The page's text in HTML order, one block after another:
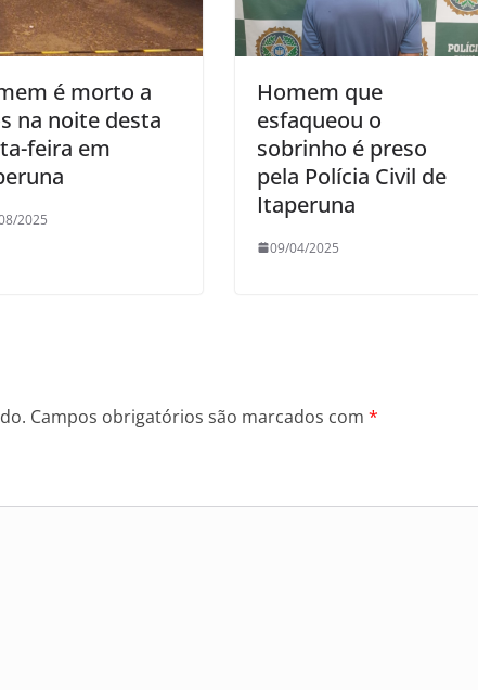
é morto a
na noite desta
feira em
2025
Homem que
esfaqueou o
sobrinho é preso
pela Polícia Civil de
Itaperuna
09/04/2025
Campos obrigatórios são marcados com *